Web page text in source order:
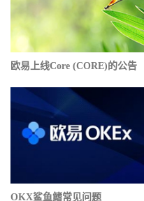
欧易上线Core (CORE)的公告
OKX鲨鱼鳍常见问题